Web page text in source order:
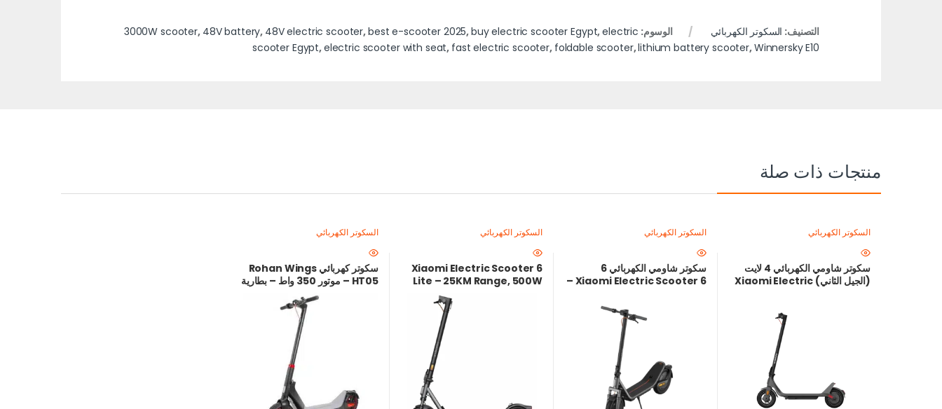
التصنيف: السكوتر الكهربائي الوسوم: 3000W scooter, 48V battery, 48V electric scooter,best e-scooter 2025,buy electric scooter Egypt,electric
scooter Egypt,electric scooter with seat, fast electric scooter, foldable scooter,lithium battery scooter,Winnersky E10
منتجات ذات صلة
السكوتر الكهربائي
سكوتر شاومي الكهربائي 4 لايت
(الجيل الثاني) Xiaomi Electric
السكوتر الكهربائي
سكوتر شاومي الكهربائي 6
Xiaomi Electric Scooter 6 –
السكوتر الكهربائي
Xiaomi Electric Scooter 6
Lite – 25KM Range, 500W
السكوتر الكهربائي
سكوتر كهربائي Rohan Wings
HT05 – موتور 350 واط – بطارية